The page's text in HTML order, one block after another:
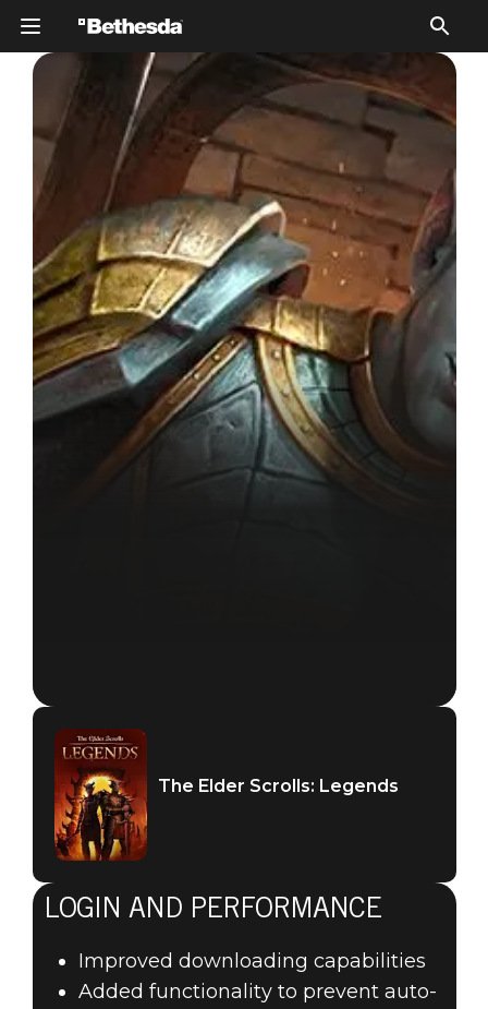
The Elder Scrolls: Legends
LOGIN AND PERFORMANCE
Improved downloading capabilities
Added functionality to prevent auto-